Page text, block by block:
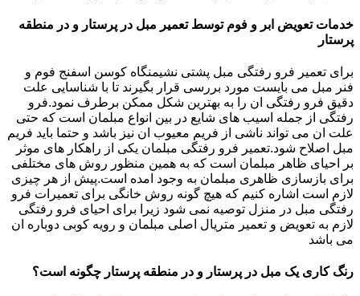
خدمات تعویض ابر و فوم توسط تعمیر مبل در پرستار و در منطقه
پرستار
برای تعمیر فرو رفتگی مبل پشتی نشیمنگاه کوسن اسفنج فوم و
فنر مبل می بایست مورد بررسی قرار بگیرند تا با شناسایی علت
دقیق فرو رفتگی ان را به بهترین شکل ممکن برطرف نمود.فرو
رفتگی از جمله اسیب های شایع در بین انواع مبلمان است که حتی
علت ان می تواند ناشی از فریم معیوب ان نیز باشد و حتما باید فریم
مبل اصلاح شود.تعمیر فرو رفتگی مبلمان یکی از راهکار های موثر
بر احیای ظاهر مبلمان است که به همین منظور روش های مختلفی
برای بازسازی ظاهری مبلمان به وجود امده است.پیش از هر چیزی
لازم است اشاره کنیم که هیچ گونه روش خانگی برای تعمیرات فرو
رفتگی مبل در منزل توصیه نمی شود زیرا برای احیای فرو رفتگی
لازم به تعویض و تعمیر متریال اصلی مبلمان و رویه کوبی دوباره ان
می باشد
رنگ کاری یک مبل در پرستار و در منطقه پرستار چگونه است؟